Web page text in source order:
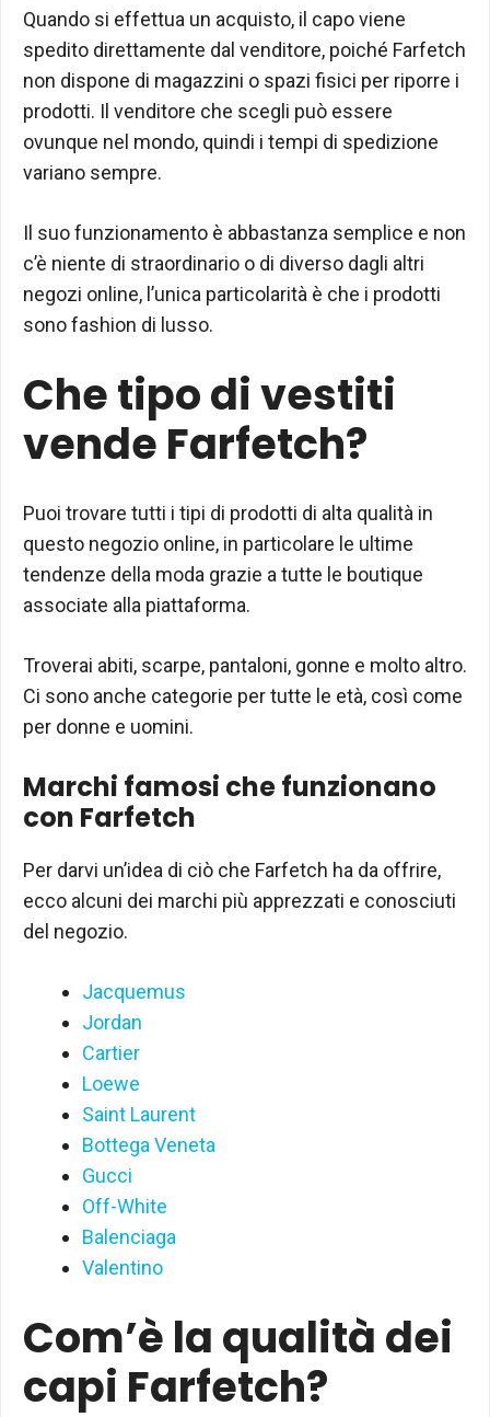
Quando si effettua un acquisto, il capo viene
spedito direttamente dal venditore, poiché Farfetch
non dispone di magazzini o spazi fisici per riporre i
prodotti. Il venditore che scegli può essere
ovunque nel mondo, quindi i tempi di spedizione
variano sempre.
Il suo funzionamento è abbastanza semplice e non
c’è niente di straordinario o di diverso dagli altri
negozi online, l’unica particolarità è che i prodotti
sono fashion di lusso.
Che tipo di vestiti
vende Farfetch?
Puoi trovare tutti i tipi di prodotti di alta qualità in
questo negozio online, in particolare le ultime
tendenze della moda grazie a tutte le boutique
associate alla piattaforma.
Troverai abiti, scarpe, pantaloni, gonne e molto altro.
Ci sono anche categorie per tutte le età, così come
per donne e uomini.
Marchi famosi che funzionano
con Farfetch
Per darvi un’idea di ciò che Farfetch ha da offrire,
ecco alcuni dei marchi più apprezzati e conosciuti
del negozio.
Jacquemus
Jordan
Cartier
Loewe
Saint Laurent
Bottega Veneta
Gucci
Off-White
Balenciaga
Valentino
Com’è la qualità dei
capi Farfetch?